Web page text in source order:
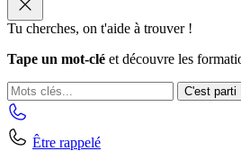
Tu cherches, on t'aide à trouver !
Tape un mot-clé et découvre les
C'est parti
Être rappelé